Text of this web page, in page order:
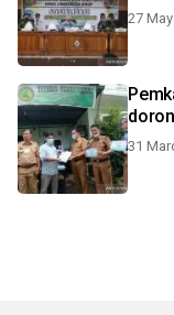
27
31